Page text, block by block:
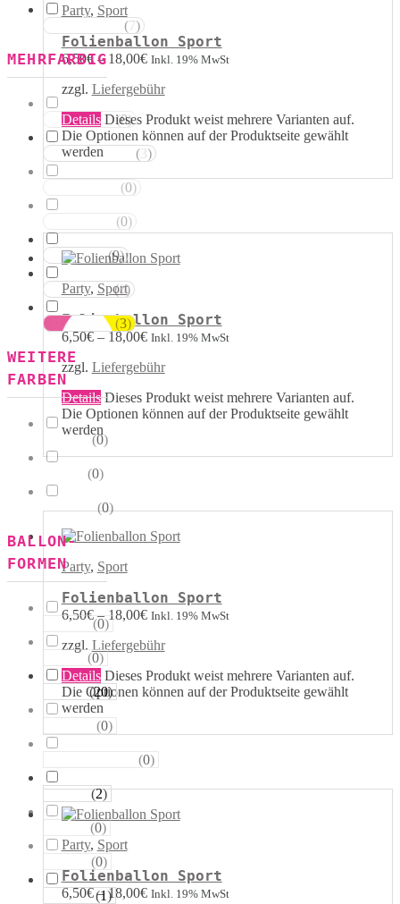
Party, Sport
Folienballon Sport
6,50€–18,00€ Inkl. 19% MwSt
zzgl. Liefergebühr
Details Dieses Produkt weist mehrere Varianten auf.
Die Optionen können auf der Produktseite gewählt
werden
Party, Sport
Folienballon Sport
6,50€–18,00€ Inkl. 19% MwSt
zzgl. Liefergebühr
Details Dieses Produkt weist mehrere Varianten auf.
Die Optionen können auf der Produktseite gewählt
werden
Party, Sport
Folienballon Sport
6,50€– 18,00€ Inkl. 19% MwSt
zzgl. Liefergebühr
Details Dieses Produkt weist mehrere Varianten auf.
Die Optionen können auf der Produktseite gewählt
werden
Party, Sport
Folienballon Sport
6,50€–18,00€ Inkl. 19% MwSt
(7)
MEHRFARBIG
Rosa Weiss (0)
Schwarz Weiss ( 3)
(0)
(0)
Rot Weiss (9)
Blau Weiss (8)
Mehrfarbig (3)
WEITERE
FARBEN
(0)
(0)
Metallik (0)
BALLON-
FORMEN
Herzen (0)
(0)
Runde (20)
(0)
(0)
Eckige (2)
(0)
(0)
Figuren (1)